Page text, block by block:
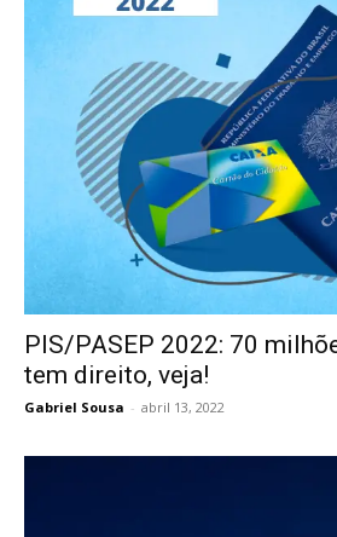
PIS/PASEP 2022: 70
tem direito, veja!
Gabriel Sousa - abril 13, 2022